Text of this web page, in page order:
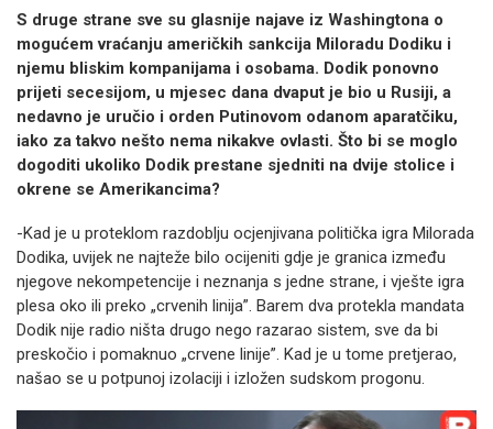
S druge strane sve su glasnije najave iz Washingtona o
mogućem vraćanju američkih sankcija Miloradu Dodiku i
njemu bliskim kompanijama i osobama. Dodik ponovno
prijeti secesijom, u mjesec dana dvaput je bio u Rusiji, a
nedavno je uručio i orden Putinovom odanom aparatčiku,
iako za takvo nešto nema nikakve ovlasti. Što bi se moglo
dogoditi ukoliko Dodik prestane sjedniti na dvije stolice i
okrene se Amerikancima?
-Kad je u proteklom razdoblju ocjenjivana politička igra Milorada
Dodika, uvijek ne najteže bilo ocijeniti gdje je granica između
njegove nekompetencije i neznanja s jedne strane, i vješte igra
plesa oko ili preko „crvenih linija”. Barem dva protekla mandata
Dodik nije radio ništa drugo nego razarao sistem, sve da bi
preskočio i pomaknuo „crvene linije”. Kad je u tome pretjerao,
našao se u potpunoj izolaciji i izložen sudskom progonu.